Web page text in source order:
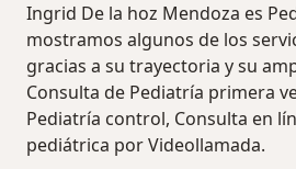
Ingrid De la hoz Mendoza es
mostramos algunos de los
gracias a su trayectoria y su
Consulta de Pediatría primera
Pediatría control, Consulta en
pediátrica por Videollamada.